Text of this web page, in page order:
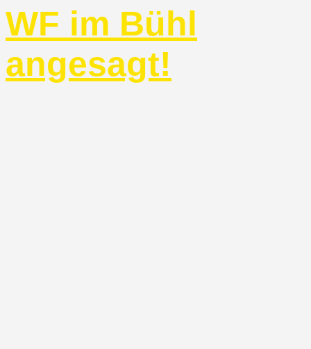
WF im Bühl
angesagt!